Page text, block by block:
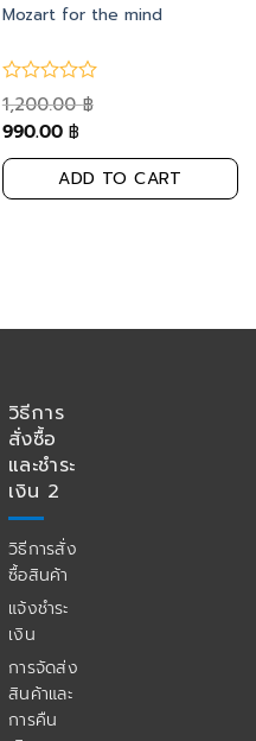
Mozart for the mind
1,200.00฿
990.00 ฿
ADD TO CART
วิธีการ
สั่งซื้อ
และชำระ
เงิน 2
วิธีการสั่ง
ซื้อสินค้า
แจ้งชำระ
เงิน
การจัดส่ง
สินค้าและ
การคืน